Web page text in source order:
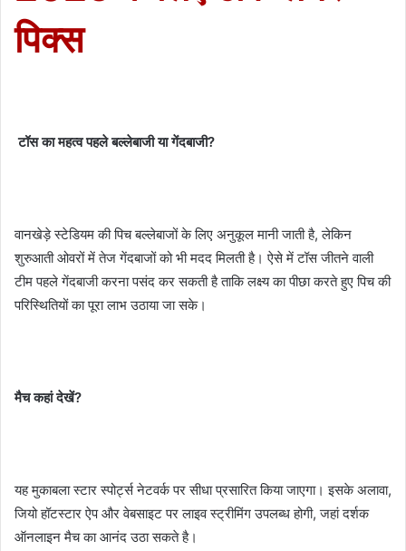
पिक्स
टॉस का महत्व‌ पहले बल्लेबाजी या गेंदबाजी?
वानखेड़े स्टेडियम की पिच बल्लेबाजों के लिए अनुकूल मानी जाती है, लेकिन
शुरुआती ओवरों में तेज गेंदबाजों को भी मदद मिलती है। ऐसे में टॉस जीतने वाली
टीम पहले गेंदबाजी करना पसंद कर सकती है ताकि लक्ष्य का पीछा करते हुए पिच की
परिस्थितियों का पूरा लाभ उठाया जा सके।
मैच कहां देखें?
यह मुकाबला स्टार स्पोर्ट्स नेटवर्क पर सीधा प्रसारित किया जाएगा। इसके अलावा,
जियो हॉटस्टार ऐप और वेबसाइट पर लाइव स्ट्रीमिंग उपलब्ध होगी, जहां दर्शक
ऑनलाइन मैच का आनंद उठा सकते है।